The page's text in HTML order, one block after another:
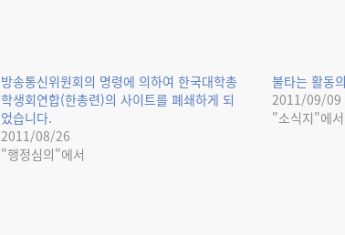
방송통신위원회의 명령에 의하여 한국대학총
학생회연합(한총련)의 사이트를 폐쇄하게 되
었습니다.
2011/08/26
"행정심의"에서
불타는 활동
2011/09/09
"소식지"에서